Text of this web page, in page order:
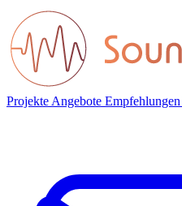
Projekte Angebote Empfehlungen